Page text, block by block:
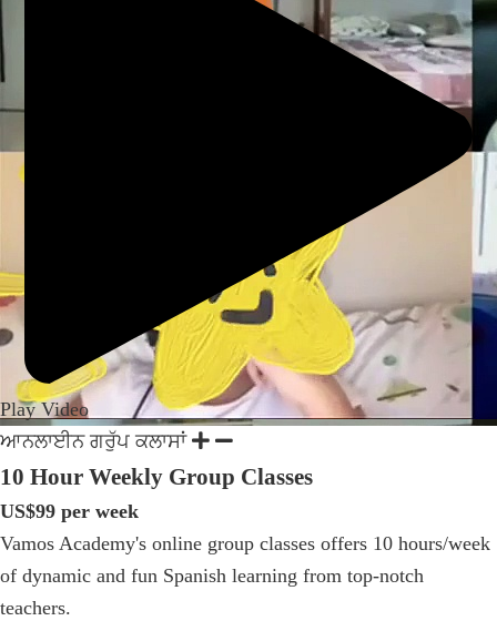
Play Video
ਆਨਲਾਈਨ ਗਰੁੱਪ ਕਲਾਸਾਂ
10 Hour Weekly Group Classes
US$99 per week
Vamos Academy's online group classes offers 10 hours/week
of dynamic and fun Spanish learning from top-notch
teachers.